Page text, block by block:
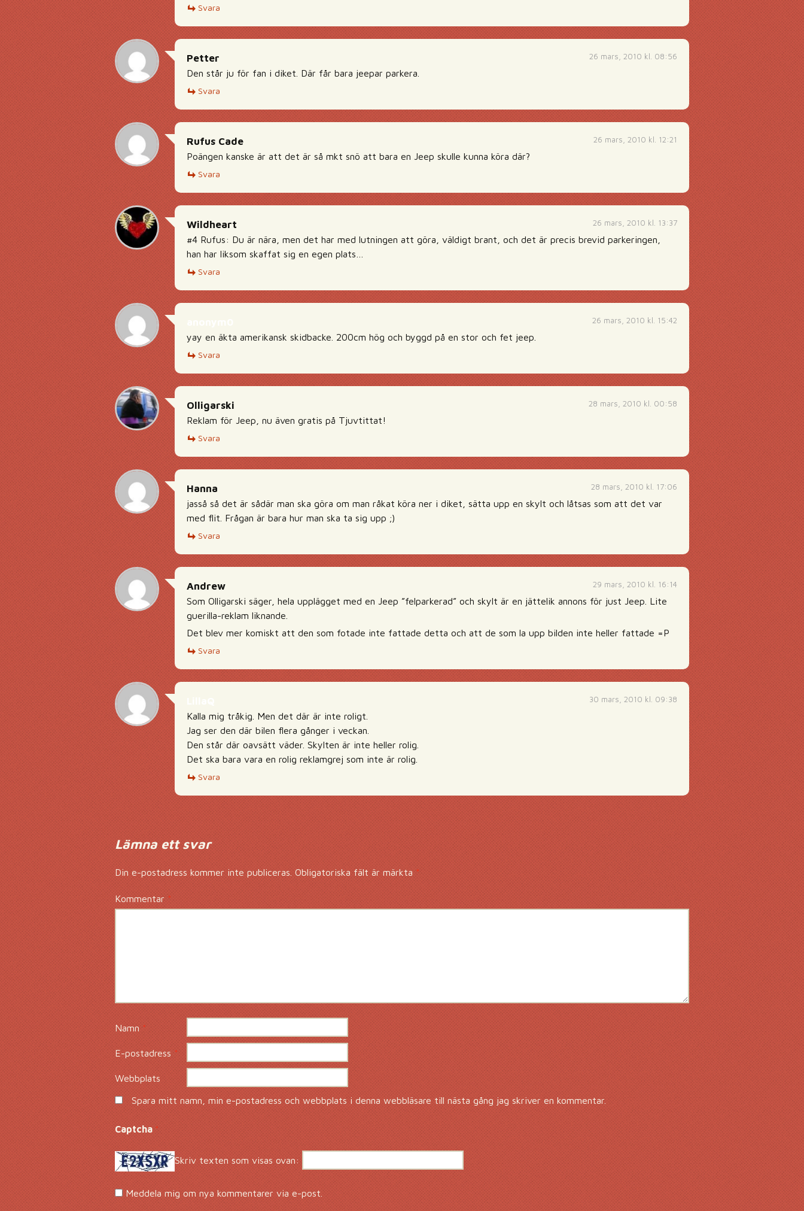
Svara
26 mars, 2010 kl. 08:56
Petter
Den står ju för fan i diket. Där får bara jeepar parkera.
Svara
26 mars, 2010 kl. 12:21
Rufus Cade
Poängen kanske är att det är så mkt snö att bara en Jeep skulle kunna köra där?
Svara
26 mars, 2010 kl. 13:37
Wildheart
#4 Rufus: Du är nära, men det har med lutningen att göra, väldigt brant, och det är precis brevid parkeringen,
han har liksom skaffat sig en egen plats…
Svara
26 mars, 2010 kl. 15:42
yay en äkta amerikansk skidbacke. 200cm hög och byggd på en stor och fet jeep.
Svara
28 mars, 2010 kl. 00:58
Olligarski
Reklam för Jeep, nu även gratis på Tjuvtittat!
Svara
28 mars, 2010 kl. 17:06
Hanna
jasså så det är sådär man ska göra om man råkat köra ner i diket, sätta upp en skylt och låtsas som att det var
med flit. Frågan är bara hur man ska ta sig upp ;)
Svara
29 mars, 2010 kl. 16:14
Andrew
Som Olligarski säger, hela upplägget med en Jeep ”felparkerad” och skylt är en jättelik annons för just Jeep. Lite
guerilla-reklam liknande.
Det blev mer komiskt att den som fotade inte fattade detta och att de som la upp bilden inte heller fattade =P
Svara
30 mars, 2010 kl. 09:38
Kalla mig tråkig. Men det där är inte roligt.
Jag ser den där bilen flera gånger i veckan.
Den står där oavsätt väder. Skylten är inte heller rolig.
Det ska bara vara en rolig reklamgrej som inte är rolig.
Svara
Lämna ett svar
Din e-postadress kommer inte publiceras. Obligatoriska fält är märkta *
Kommentar*
Namn*
E-postadress*
Webbplats
Spara mitt namn, min e-postadress och webbplats i denna webbläsare till nästa gång jag skriver en kommentar.
Captcha*
Skriv texten som visas ovan:
Meddela mig om nya kommentarer via e-post.